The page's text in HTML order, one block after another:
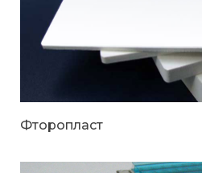
Фторопласт